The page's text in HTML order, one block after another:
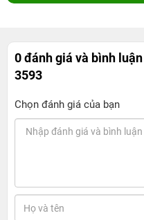
0 đánh giá và bình luận
3593
Chọn đánh giá của bạn